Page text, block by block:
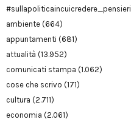
#sullapoliticaincuicredere_pensieri
ambiente (664)
appuntamenti (681)
attualità (13.952)
comunicati stampa (1.062)
cose che scrivo (171)
cultura (2.711)
economia (2.061)